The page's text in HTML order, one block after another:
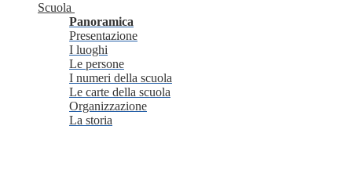
Scuola
Panoramica
Presentazione
I luoghi
Le persone
I numeri della scuola
Le carte della scuola
Organizzazione
La storia